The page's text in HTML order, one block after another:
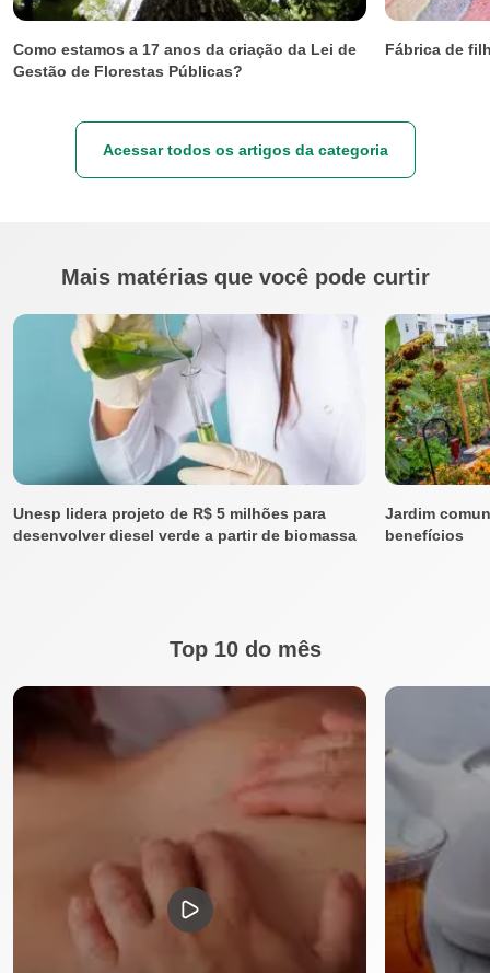
Como estamos a 17 anos da criação da Lei de
Gestão de Florestas Públicas?
Fábrica de
Acessar todos os artigos da categoria
Mais matérias que você pode curtir
Unesp lidera projeto de R$ 5 milhões para
desenvolver diesel verde a partir de biomassa
Jardim
benefícios
Top 10 do mês